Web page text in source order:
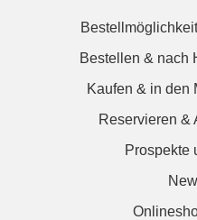
Bestellen & nach
Kaufen & in den
Reservieren &
Prospekte